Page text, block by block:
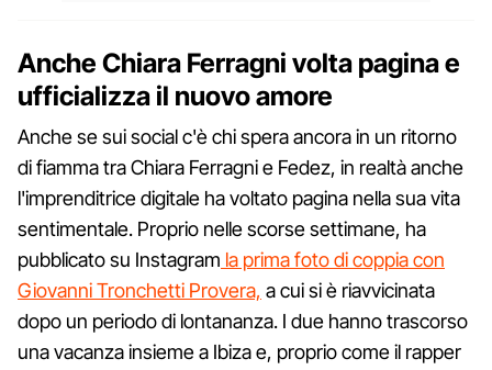
Anche Chiara Ferragni volta pagina e
ufficializza il nuovo amore
Anche se sui social c'è chi spera ancora in un ritorno
di fiamma tra Chiara Ferragni e Fedez, in realtà anche
l'imprenditrice digitale ha voltato pagina nella sua vita
sentimentale. Proprio nelle scorse settimane, ha
pubblicato su Instagram la prima foto di coppia con
Giovanni Tronchetti Provera, a cui si è riavvicinata
dopo un periodo di lontananza. I due hanno trascorso
una vacanza insieme a Ibiza e, proprio come il rapper